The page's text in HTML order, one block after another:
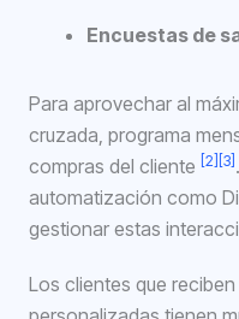
Encuestas de
Para aprovechar al
cruzada, programa
compras del cliente [2] [3]
automatización como
gestionar estas
Los clientes que